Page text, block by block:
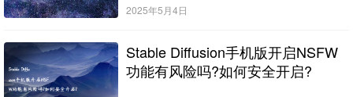
2025年5月4日
Stable Diffusion手机版开启NSFW
功能有风险吗?如何安全开启?